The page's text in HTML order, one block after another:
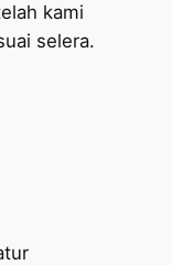
kami
selera.